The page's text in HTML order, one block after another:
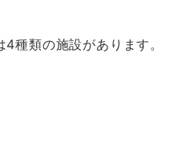
種類の施設があります。